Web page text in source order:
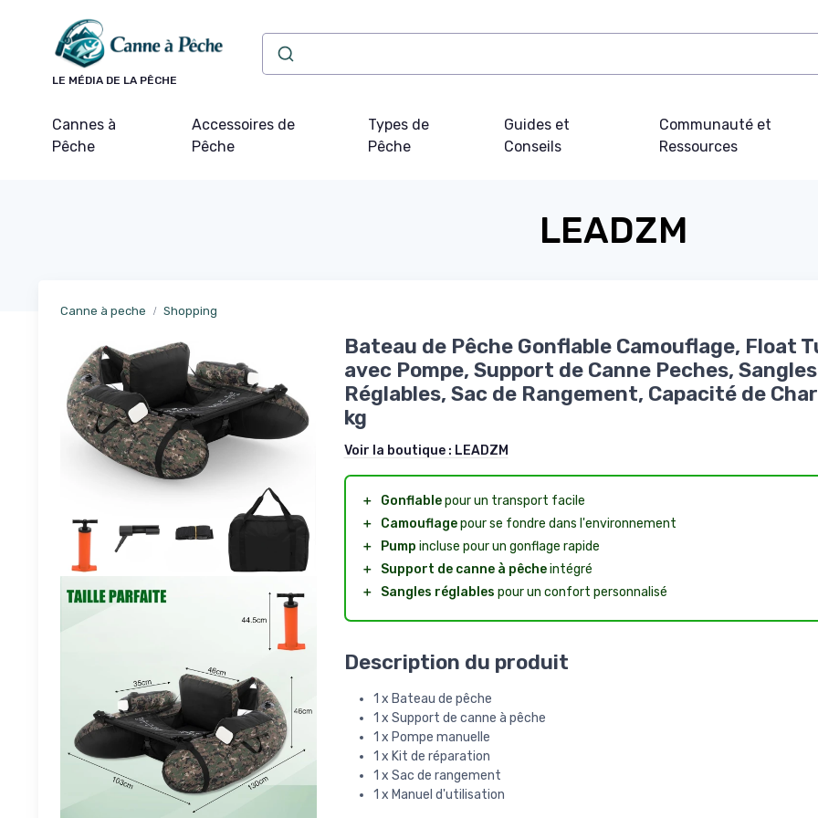
LE MÉDIA DE LA PÊCHE
Cannes à
Pêche
Accessoires de
Pêche
Types de
Pêche
Guides et
Conseils
Communauté et
Ressources
LEADZM
Canne à peche Shopping
Bateau de Pêche Gonflable Camouflage, Float
avec Pompe, Support de Canne Peches, Sangles
Réglables, Sac de Rangement, Capacité de
kg
Voir la boutique : LEADZM
＋ Gonflablepour un transport facile
＋
Camouflagepour se fondre dans l'environnement
＋
Pump incluse pour un gonflage rapide
＋
Support de canne à pêcheintégré
＋
Sangles réglables pour un confort personnalisé
Description du produit
1 x Bateau de pêche
1 x Support de canne à pêche
1 x Pompe manuelle
1 x Kit de réparation
1 x Sac de rangement
1 x Manuel d'utilisation